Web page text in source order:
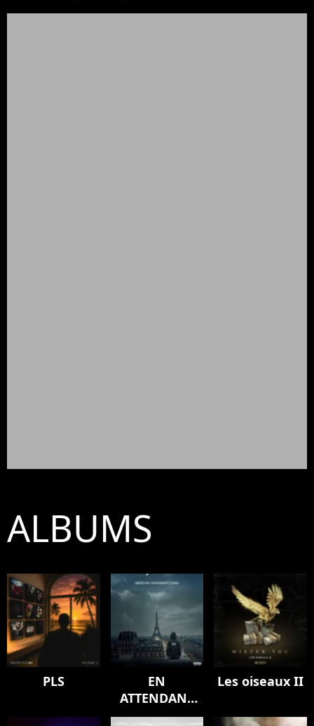
ALBUMS
PLS
EN
ATTENDANT
LA SUITE
Les oiseaux II